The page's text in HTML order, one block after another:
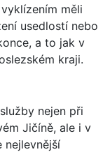
měli
usedlostí nebo
a to jak v
kraji.
nejen při
Jičíně, ale i v
nejlevnější